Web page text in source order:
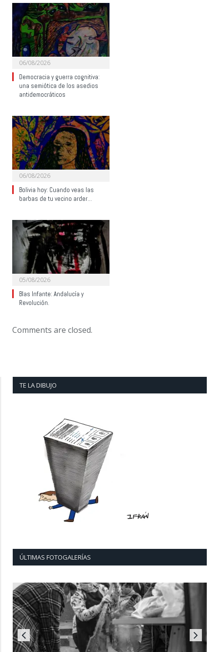
06/08/2026
Democracia y guerra cognitiva:
una semiótica de los asedios
antidemocráticos
06/08/2026
Bolivia hoy: Cuando veas las
barbas de tu vecino arder…
05/08/2026
Blas Infante: Andalucía y
Revolución.
Comments are closed.
TE LA DIBUJO
ÚLTIMAS FOTOGALERÍAS